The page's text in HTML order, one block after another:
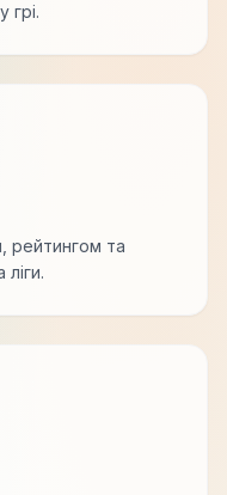
грі.
рейтингом та